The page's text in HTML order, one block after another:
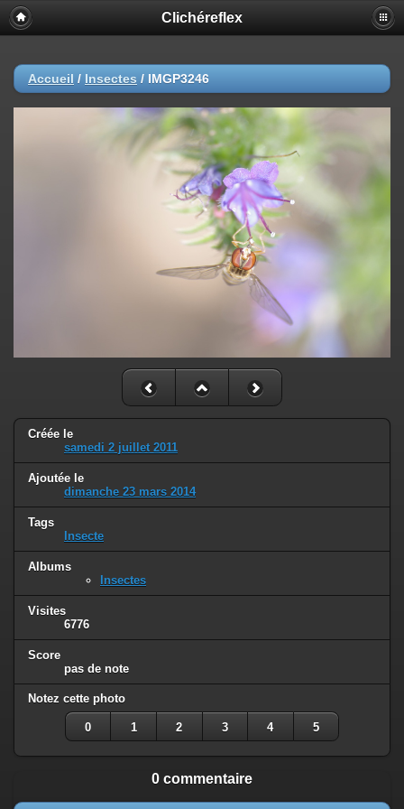
Clichéreflex
Accueil / Insectes / IMGP3246
Créée le
samedi 2 juillet 2011
Ajoutée le
dimanche 23 mars 2014
Tags
Insecte
Albums
Insectes
Visites
6776
Score
pas de note
Notez cette photo
0 1 2 3 4 5
0 commentaire